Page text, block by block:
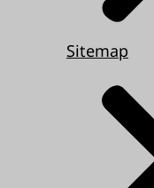
Sitemap